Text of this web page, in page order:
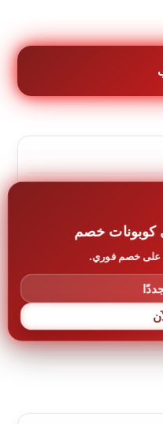
كوبونات خصم
خصم فوري.